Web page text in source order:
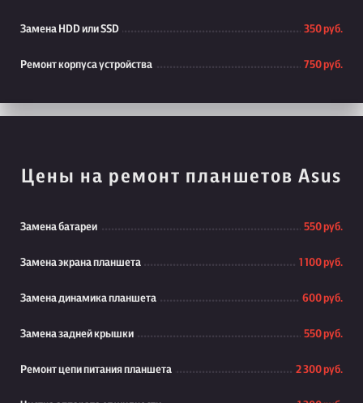
Замена HDD или SSD 350 руб.
Ремонт корпуса устройства 750 руб.
Цены на ремонт планшетов Asus
Замена батареи 550 руб.
Замена экрана планшета 1 100 руб.
Замена динамика планшета 600 руб.
Замена задней крышки 550 руб.
Ремонт цепи питания планшета 2 300 руб.